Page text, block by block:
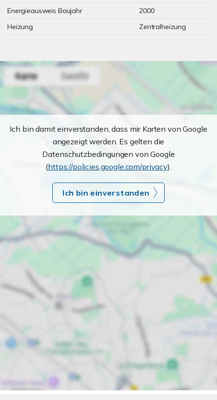
Energieausweis Baujahr
2000
Heizung
Zentralheizung
Ich bin damit einverstanden, dass mir Karten von Google
angezeigt werden. Es gelten die
Datenschutzbedingungen von Google
(https://policies.google.com/privacy).
Ich bin einverstanden